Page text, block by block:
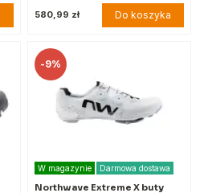
580,99 zł Do koszyka
-9%
W magazynie Darmowa dostawa
Northwave Extreme X buty